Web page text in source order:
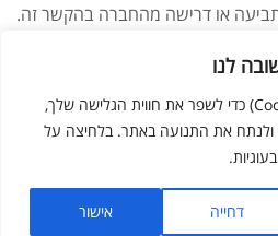
לנו
אנו משתמשים בעוגיות (Cookies) כדי לשפר את חווית הגלישה שלך,
ולנתח את התנועה באתר. בלחיצה על
דחייה אישור
או דרישה מהחברה בהקשר זה.
התמונות באתר הן להמחשה בלבד.
צריכים עזרה מנציג?